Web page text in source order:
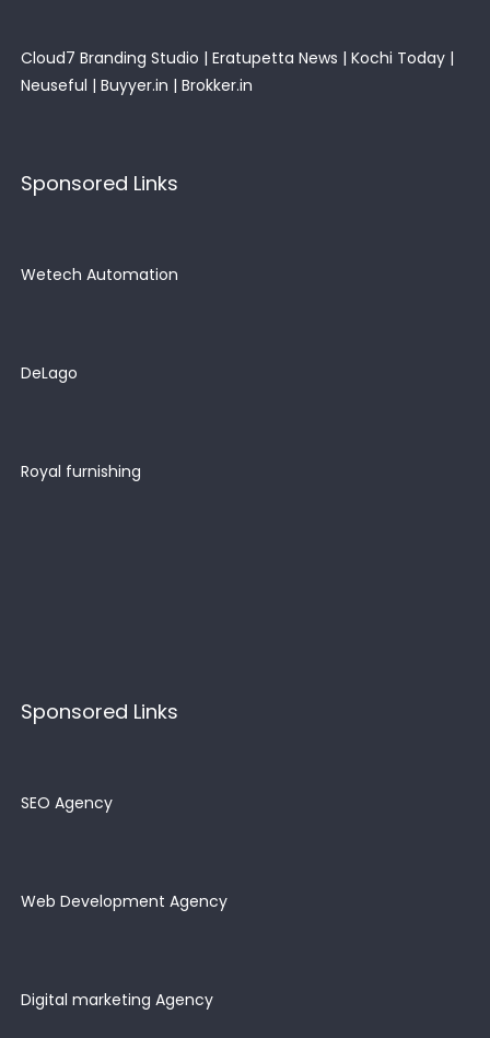
Cloud7 Branding Studio | Eratupetta News | Kochi Today |
Neuseful | Buyyer.in | Brokker.in
Sponsored Links
Wetech Automation
DeLago
Royal furnishing
Sponsored Links
SEO Agency
Web Development Agency
Digital marketing Agency